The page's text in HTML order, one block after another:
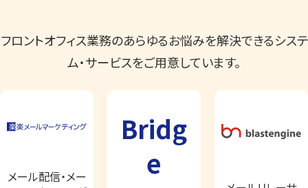
ルマーケティング
Bridg
e
商談獲得特化型
ツール
ービス